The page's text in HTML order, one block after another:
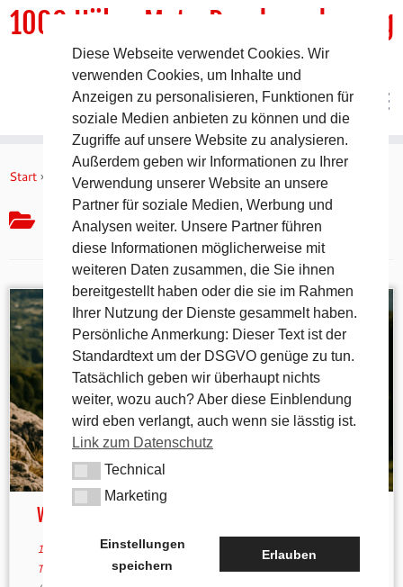
Inhalt
1000 HöhenMeterRundwanderweg
DER Rundwanderweg um Pommelsbrunn
Start » Tipps & Tricks
Tipps & Tricks
Wanderboom 2025
15. Mai 2025inAktuelles/Allgemein Gastronomie
Tricks
verschlagwortet1000hmr
Erlebniswandern Deutschland
Diese Webseite verwendet Cookies. Wir
verwenden Cookies, um Inhalte und
Anzeigen zu personalisieren, Funktionen für
soziale Medien anbieten zu können und die
Zugriffe auf unsere Website zu analysieren.
Außerdem geben wir Informationen zu Ihrer
Verwendung unserer Website an unsere
Partner für soziale Medien, Werbung und
Analysen weiter. Unsere Partner führen
diese Informationen möglicherweise mit
weiteren Daten zusammen, die Sie ihnen
bereitgestellt haben oder die sie im Rahmen
Ihrer Nutzung der Dienste gesammelt haben.
Persönliche Anmerkung: Dieser Text ist der
Standardtext um der DSGVO genüge zu tun.
Tatsächlich geben wir überhaupt nichts
weiter, wozu auch? Aber diese Einblendung
wird eben verlangt, auch wenn sie lässtig ist.
Link zum Datenschutz
TechnicalTechnical
MarketingMarketing
Einstellungen
speichern
Erlauben